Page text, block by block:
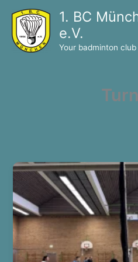
content
1. BC
e.V.
Your badminton